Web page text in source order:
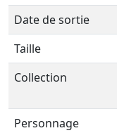
Date de sortie
Taille
Collection
Personnage